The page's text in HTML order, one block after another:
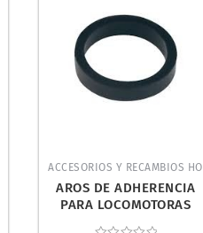
ACCESORIOS Y RECAMBIOS HO
AROS DE ADHERENCIA
PARA LOCOMOTORAS